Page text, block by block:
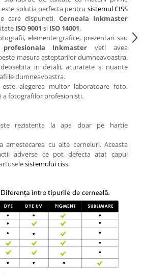
solutia perfecta pentru sistemul CISS
care dispuneti. Cerneala Inkmaster
ISO 9001 si ISO 14001.
elemente grafice, prezentari sau
Inkmaster veti avea
masura asteptarilor dumneavoastra.
in detalii, acuratete si nuante
dumneavoastra.
este alegerea multor laboratoare foto,
a fotografilor profesionisti.
rezistenta la apa doar pe hartie
amestecarea cu alte cerneluri. Aceasta
adverse ce pot defecta atat capul
sistemului ciss.